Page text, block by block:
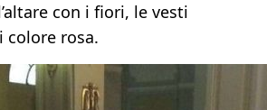
con i fiori, le vesti
colore rosa.